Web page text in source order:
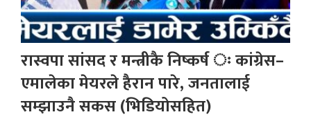
रास्वपा सांसद र मन्त्रीकै निष्कर्ष ः कांग्रेस–
एमालेका मेयरले हैरान पारे, जनतालाई
सम्झाउनै सकस (भिडियोसहित)